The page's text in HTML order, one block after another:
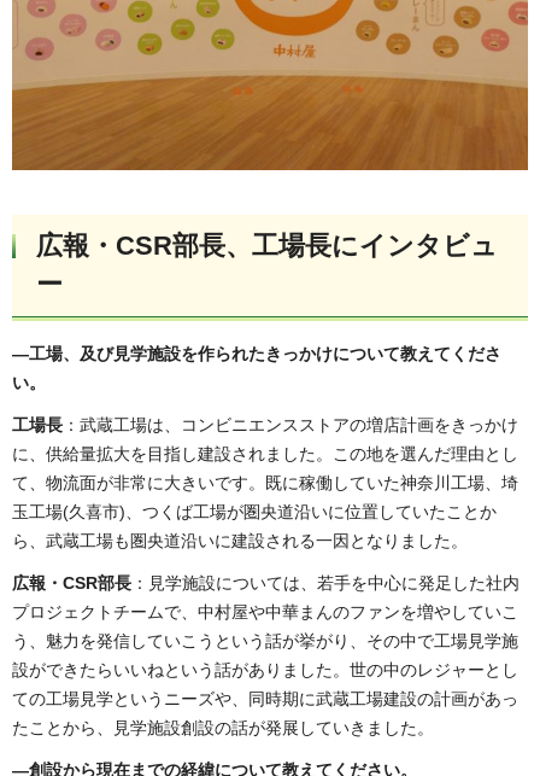
広報・CSR部長、工場長にインタビュ
ー
―工場、及び見学施設を作られたきっかけについて教えてくださ
い。
工場長 ：武蔵工場は、コンビニエンスストアの増店計画をきっかけ
に、供給量拡大を目指し建設されました。この地を選んだ理由とし
て、物流面が非常に大きいです。既に稼働していた神奈川工場、埼
玉工場(久喜市)、つくば工場が圏央道沿いに位置していたことか
ら、武蔵工場も圏央道沿いに建設される一因となりました。
広報・CSR部長 ：見学施設については、若手を中心に発足した社内
プロジェクトチームで、中村屋や中華まんのファンを増やしていこ
う、魅力を発信していこうという話が挙がり、その中で工場見学施
設ができたらいいねという話がありました。世の中のレジャーとし
ての工場見学というニーズや、同時期に武蔵工場建設の計画があっ
たことから、見学施設創設の話が発展していきました。
―創設から現在までの経緯について教えてください。